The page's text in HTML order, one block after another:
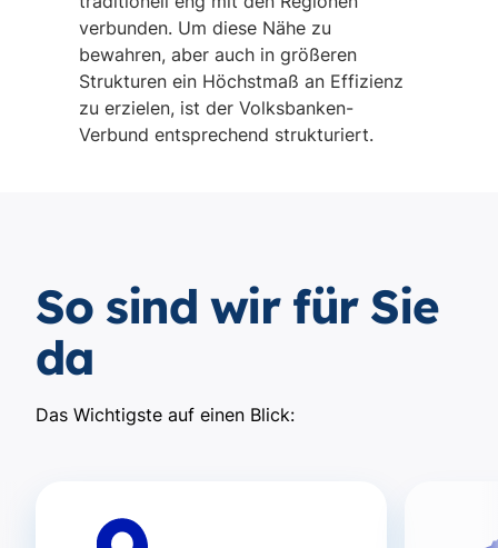
verbunden. Um diese Nähe zu
bewahren, aber auch in größeren
Strukturen ein Höchstmaß an Effizienz
zu erzielen, ist der Volksbanken-
Verbund entsprechend strukturiert.
So sind wir für Sie
da
Das Wichtigste auf einen Blick: